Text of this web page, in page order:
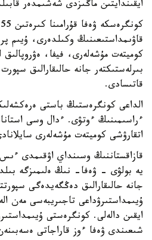
ايقىندايتىن ماڭىزدى شەشىمدەر
قاۋىمداستىعىنىڭ وكىلدەرى، ۇيىم
كوميتەت مۇشەلەرى، فيفا، ەۋروپالىق
بىرلەستىكتەر جانە حالىقارالىق
قاتىسادى.
الداعى كونگرەستىڭ باستى
ءراسىمىنىڭ ءوتۋى. ءدال وسى
اتقارۋشى كوميتەت مۇشەلەرى
قازاقستاننىڭ وسىنداي اۋقىمدى
يە بولۋى - ۋەفا- نىڭ ەلىمىزگە
جانە حالىقارالىق دەڭگەيدەگى
ۇيىمداستىرۋداعى تاجىريبەسى مەن
ايقىن دالەلى. كونگرەستى
شىعىندى ۋەفا ءوز قاراجاتى